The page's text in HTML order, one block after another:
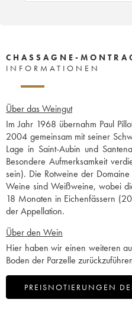
CHASSAGNE-
INFORMATIONEN
Über das Weingut
Im Jahr 1968 übernahm Paul
2004 gemeinsam mit seiner
Lage in Saint-Aubin und
Besondere Aufmerksamkeit
sein). Die Rotweine der
Weine sind Weißweine, wobei
18 Monaten in Eichenfässern
der Appellation.
Über den Wein
Hier haben wir einen weiteren
Boden der Parzelle
PREISNOTIERUNGEN